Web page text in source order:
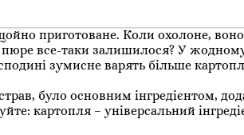
приготоване. Коли охолоне, воно
все-таки залишилося? У
зумисне варять більше
було основним інгредієнтом,
картопля – універсальний